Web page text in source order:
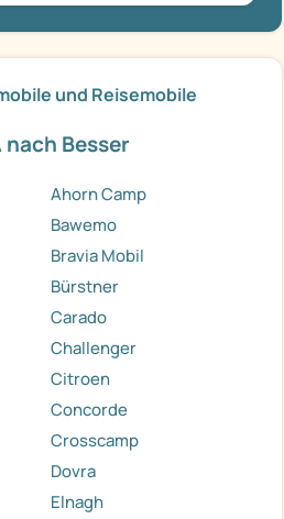
und Reisemobile
nach Besser
Ahorn Camp
Bawemo
Bravia Mobil
Bürstner
Carado
Challenger
Citroen
Concorde
Crosscamp
Dovra
Elnagh